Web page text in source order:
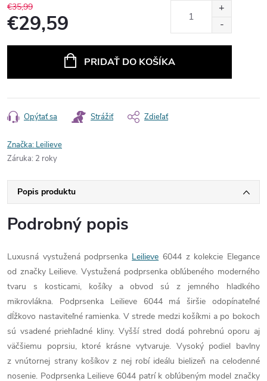
€35,99
€29,59
PRIDAŤ DO KOŠÍKA
Opýtať sa Strážiť Zdieľať
Značka: Leilieve
Záruka: 2 roky
Popis produktu
Podrobný popis
Luxusná vystužená podprsenka Leilieve 6044 z kolekcie Elegance
od značky Leilieve. Vystužená podprsenka obľúbeného moderného
tvaru s kosticami, košíky a obvod sú z jemného hladkého
mikrovlákna. Podprsenka Leilieve 6044 má širšie odopínateľné
dĺžkovo nastaviteľné ramienka. V strede medzi košíkmi a po bokoch
sú vsadené priehľadné kliny. Vyšší stred dodá pohrebnú oporu aj
väčšiemu poprsiu, ktoré krásne vytvaruje. Vysoký podiel bavlny
z vnútornej strany košíkov z nej robí ideálu bielizeň na celodenné
nosenie. Podprsenka Leilieve 6044 patrí k obľúbeným model značky